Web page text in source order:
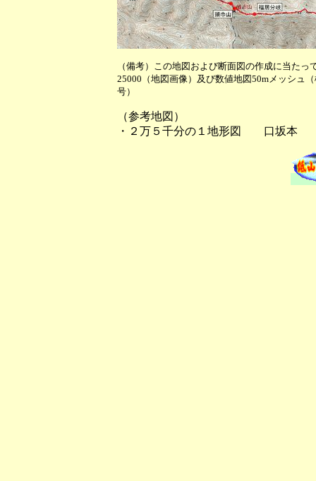
（備考）この地図および断面図の作成に当た
25000（地図画像）及び数値地図50mメッシュ
号）
（参考地図）
・２万５千分の１地形図 口坂本